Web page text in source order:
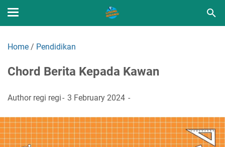
Home / Pendidikan
Chord Berita Kepada Kawan
Author regi regi 3 February 2024